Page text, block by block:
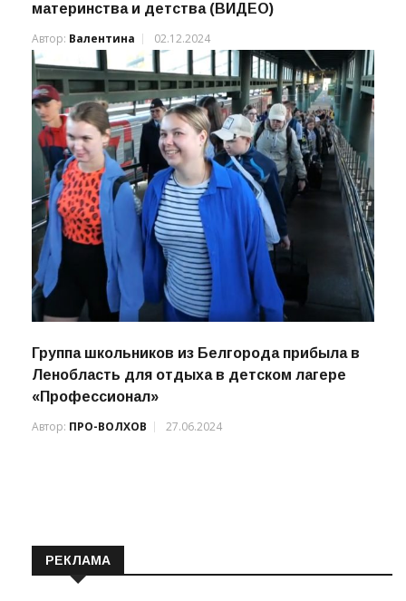
материнства и детства (ВИДЕО)
Автор: Валентина 02.12.2024
Группа школьников из Белгорода прибыла в
Ленобласть для отдыха в детском лагере
«Профессионал»
Автор: ПРО-ВОЛХОВ 27.06.2024
РЕКЛАМА